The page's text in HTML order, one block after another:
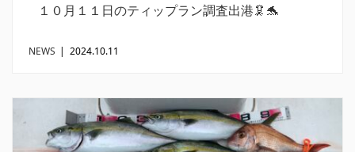
１０月１１日のティップラン調査出港🦑🐬
NEWS | 2024.10.11